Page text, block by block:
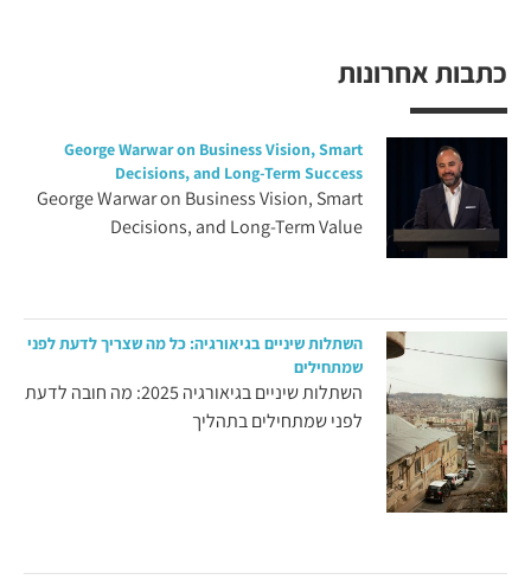
כתבות אחרונות
George Warwar on Business Vision, Smart
Decisions, and Long-Term Success
George Warwar on Business Vision, Smart
Decisions, and Long-Term Value
השתלות שיניים בגיאורגיה: כל מה שצריך לדעת לפני
שמתחילים
השתלות שיניים בגיאורגיה 2025: מה חובה לדעת
לפני שמתחילים בתהליך